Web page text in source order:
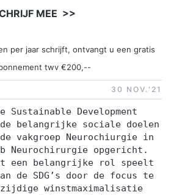
MEE >>
per jaar schrijft, ontvangt u een gratis
twv €200,--
30 NOV.‘21
Sustainable Development
de belangrijke sociale doelen
vakgroep Neurochiurgie in
Neurochirurgie opgericht.
een belangrijke rol speelt
de SDG’s door de focus te
winstmaximalisatie